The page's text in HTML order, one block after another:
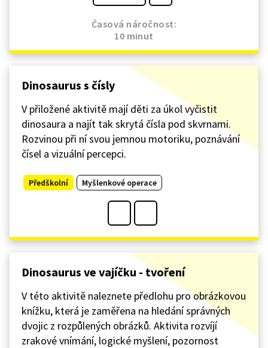
Časová náročnost:
10 minut
Dinosaurus s čísly
V přiložené aktivitě mají děti za úkol vyčistit
dinosaura a najít tak skrytá čísla pod skvrnami.
Rozvinou při ní svou jemnou motoriku, poznávání
čísel a vizuální percepci.
Předškolní Myšlenkové operace
Dinosaurus ve vajíčku - tvoření
V této aktivitě naleznete předlohu pro obrázkovou
knížku, která je zaměřena na hledání správných
dvojic z rozpůlených obrázků. Aktivita rozvíjí
zrakové vnímání, logické myšlení, pozornost